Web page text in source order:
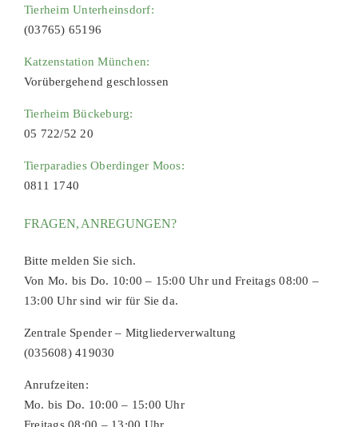
Tierheim Unterheinsdorf:
(03765) 65196
Katzenstation München:
Vorübergehend geschlossen
Tierheim Bückeburg:
05 722/52 20
Tierparadies Oberdinger Moos:
0811 1740
FRAGEN, ANREGUNGEN?
Bitte melden Sie sich.
Von Mo. bis Do. 10:00 – 15:00 Uhr und Freitags 08:00 –
13:00 Uhr sind wir für Sie da.
Zentrale Spender – Mitgliederverwaltung
(035608) 419030
Anrufzeiten:
Mo. bis Do. 10:00 – 15:00 Uhr